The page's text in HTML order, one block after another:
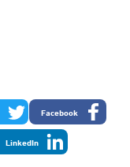
Facebook
LinkedIn